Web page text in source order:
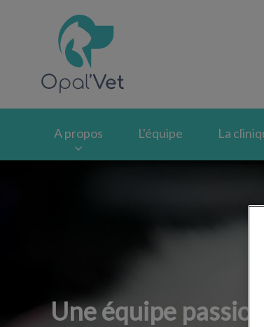
A propos L'équipe La
Une équipe